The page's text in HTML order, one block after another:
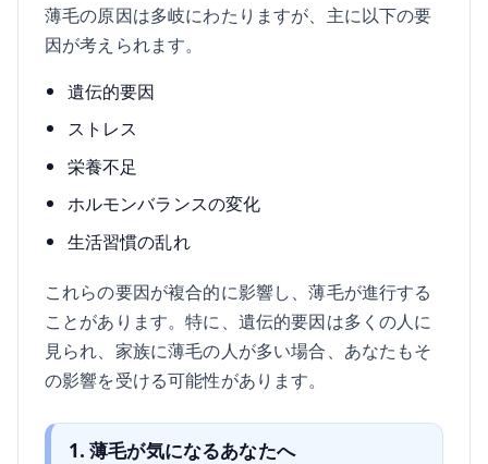
薄毛の原因は多岐にわたりますが、主に以下の要
因が考えられます。
遺伝的要因
ストレス
栄養不足
ホルモンバランスの変化
生活習慣の乱れ
これらの要因が複合的に影響し、薄毛が進行する
ことがあります。特に、遺伝的要因は多くの人に
見られ、家族に薄毛の人が多い場合、あなたもそ
の影響を受ける可能性があります。
1. 薄毛が気になるあなたへ